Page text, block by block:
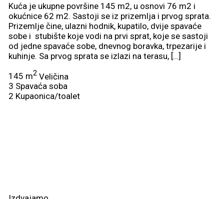
Kuća je ukupne površine 145 m2, u osnovi 76 m2 i
okućnice 62 m2. Sastoji se iz prizemlja i prvog sprata.
Prizemlje čine, ulazni hodnik, kupatilo, dvije spavaće
sobe i stubište koje vodi na prvi sprat, koje se sastoji
od jedne spavaće sobe, dnevnog boravka, trpezarije i
kuhinje. Sa prvog sprata se izlazi na terasu, […]
145 m2 Veličina
3 Spavaća soba
2 Kupaonica/toalet